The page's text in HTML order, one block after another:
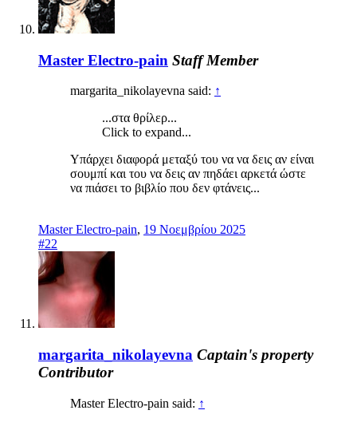
Master Electro-pain Staff Member
margarita_nikolayevna said: ↑
...στα θρίλερ...
Click to expand...
Υπάρχει διαφορά μεταξύ του να να δεις αν είναι
σουμπί και του να δεις αν πηδάει αρκετά ώστε
να πιάσει το βιβλίο που δεν φτάνεις...
Master Electro-pain, 19 Νοεμβρίου 2025
#22
margarita_nikolayevna Captain's property
Contributor
Master Electro-pain said: ↑